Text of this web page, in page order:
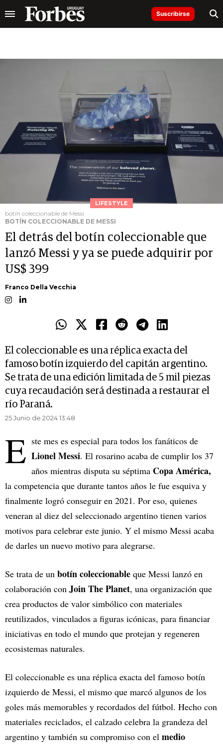
Suscribirse
LIFESTYLE
botín coleccionable de Messi
BOTÍN COLECCIONABLE DE MESSI
El detrás del botín coleccionable que
lanzó Messi y ya se puede adquirir por
US$ 399
Franco Della Vecchia
El coleccionable es una réplica exacta del
famoso botín izquierdo del capitán argentino.
Se trata de una edición limitada de 5 mil piezas
cuya recaudación será destinada a restaurar el
río Paraná.
25 Junio de 2024 13.48
E ste mes es especial para todos los fanáticos de
Lionel Messi. El rosarino acaba de cumplir los 37
años mientras disputa su séptima Copa América,
la competencia que durante tantos años le fue esquiva y
finalmente logró conseguir en 2021. Por eso, quienes
veneran al diez del seleccionado argentino tienen varios
motivos para celebrar este junio. Y el mismo Messi acaba
de darles un nuevo motivo para alegrarse.
Se trata de un botín coleccionable que Messi lanzó en
colaboración con Join The Planet, una organización que
crea productos de valor simbólico con materiales
reutilizados, vinculados a figuras icónicas, para financiar
iniciativas en todo el mundo que protejan y regeneren
ecosistemas naturales.
El coleccionable es una réplica exacta del famoso botín
izquierdo de Messi, el mismo que marcó algunos de los
goles más memorables y recordados del fútbol. Hecho con
materiales reciclados, el calzado celebra la grandeza del
argentino y también su compromiso con el medio